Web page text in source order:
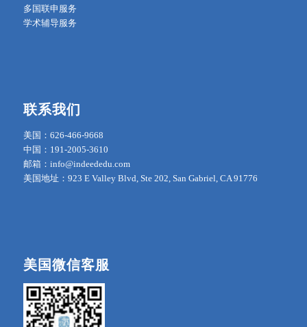
多国联申服务
学术辅导服务
联系我们
美国：626-466-9668
中国：191-2005-3610
邮箱：info@indeededu.com
美国地址：923 E Valley Blvd, Ste 202, San Gabriel, CA 91776
美国微信客服